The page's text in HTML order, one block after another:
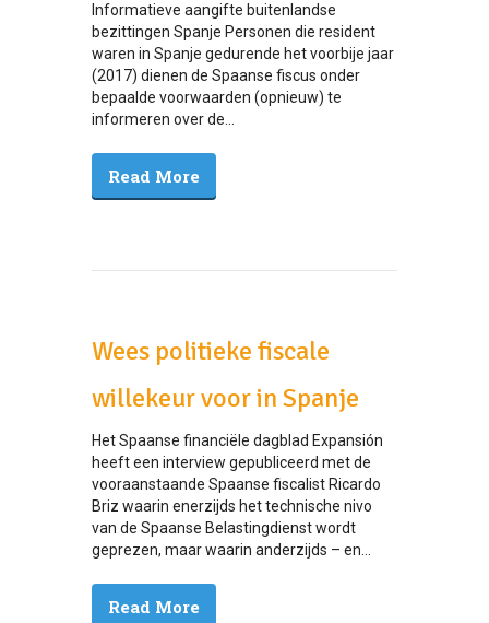
Informatieve aangifte buitenlandse
bezittingen Spanje Personen die resident
waren in Spanje gedurende het voorbije jaar
(2017) dienen de Spaanse fiscus onder
bepaalde voorwaarden (opnieuw) te
informeren over de...
Read More
Wees politieke fiscale
willekeur voor in Spanje
Het Spaanse financiële dagblad Expansión
heeft een interview gepubliceerd met de
vooraanstaande Spaanse fiscalist Ricardo
Briz waarin enerzijds het technische nivo
van de Spaanse Belastingdienst wordt
geprezen, maar waarin anderzijds – en...
Read More